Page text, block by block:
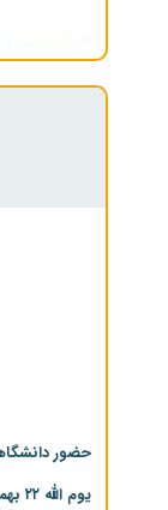
حضور
یوم الله ۲۲ بهمن